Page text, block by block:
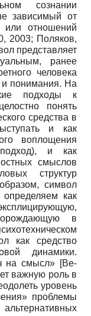
сознании
зависимый от
или отношений
2003; Поляков,
представляет
ранее
человека
понимания. На
подходы к
понять
средства в
и как
воплощения
и как
смыслов
структур
символ
определяем как
в
как средство
динамики.
на смысл» [Ве­
важную роль в
уровень
проблемы